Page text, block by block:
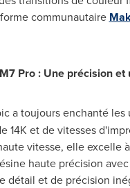
communautaire
Pro : Une précision
a toujours enchanté
14K et de vitesses
vitesse, elle excelle
haute précision
détail et de précision